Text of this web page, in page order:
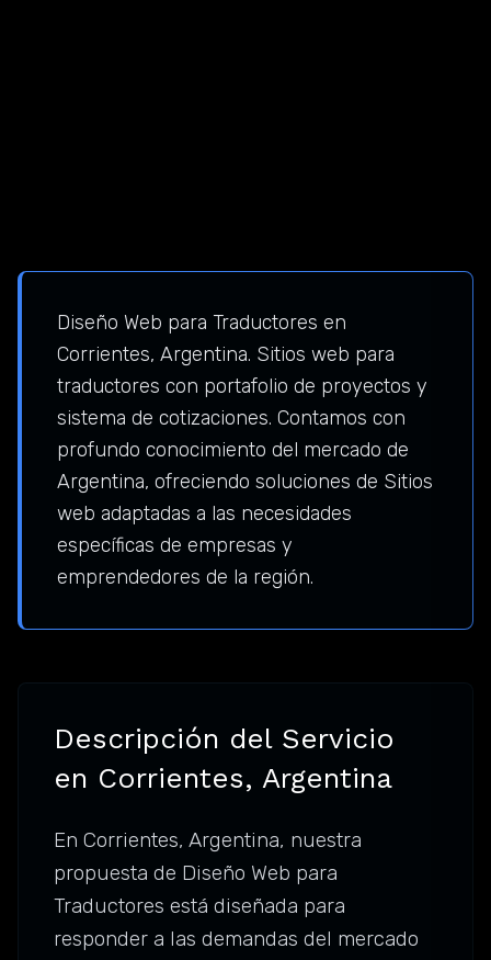
Diseño Web para Traductores en
Corrientes, Argentina. Sitios web para
traductores con portafolio de proyectos y
sistema de cotizaciones. Contamos con
profundo conocimiento del mercado de
Argentina, ofreciendo soluciones de Sitios
web adaptadas a las necesidades
específicas de empresas y
emprendedores de la región.
Descripción del Servicio
en Corrientes, Argentina
En Corrientes, Argentina, nuestra
propuesta de Diseño Web para
Traductores está diseñada para
responder a las demandas del mercado